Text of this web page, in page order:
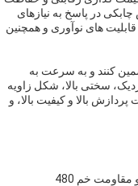
در پاسخ به نیازهای
قابلیت های نوآوری و همچنین
کنند و به سرعت به
سختی بالا، شکل زاویه
بالا و کیفیت بالا، و
کوراندوم سفید یک ترکیب Al2O3 با تراکم 3.95g / cm3 و سختی 9.0 Mohs است.یک مقاومت کششی 400 MPa و مقاومت خم 480